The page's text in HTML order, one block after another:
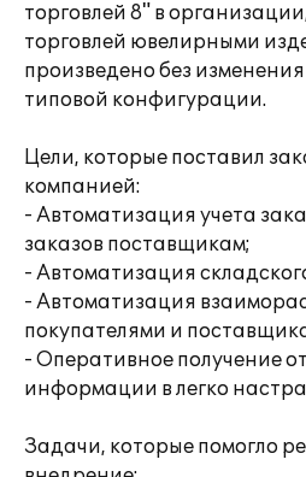
торговлей 8" в
торговлей ювелирными
произведено без
типовой конфигурации.
Цели, которые поставил
компанией:
- Автоматизация учета
заказов поставщикам;
- Автоматизация
- Автоматизация
покупателями и
- Оперативное получение
информации в легко
Задачи, которые помогло